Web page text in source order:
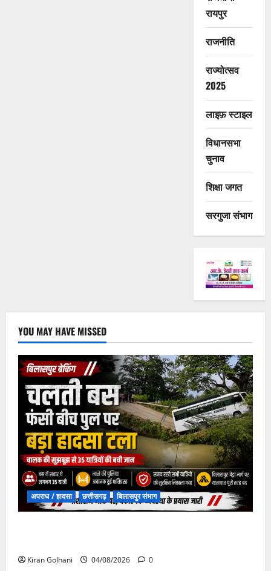
रायपुर
राजनीति
राज्योत्सव
2025
लाइफ़ स्टाइल
विधानसभा
चुनाव
शिक्षा जगत
सरगुजा संभाग
YOU MAY HAVE MISSED
अपराध / हादसा छत्तीसगढ़ बिलासपुर संभाग
Kiran Golhani 04/08/2026 0